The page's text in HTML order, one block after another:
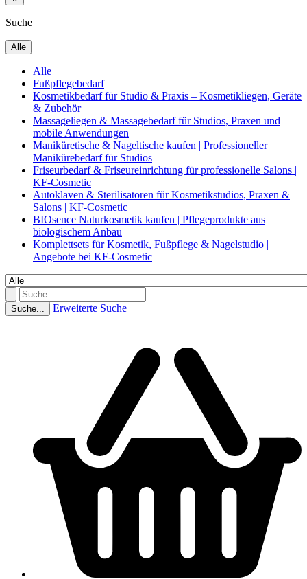
Suche
Alle
Alle
Fußpflegebedarf
Kosmetikbedarf für Studio & Praxis – Kosmetikliegen, Geräte
& Zubehör
Massageliegen & Massagebedarf für Studios, Praxen und
mobile Anwendungen
Maniküretische & Nageltische kaufen | Professioneller
Manikürebedarf für Studios
Friseurbedarf & Friseureinrichtung für professionelle Salons |
KF-Cosmetic
Autoklaven & Sterilisatoren für Kosmetikstudios, Praxen &
Salons | KF-Cosmetic
BIOsence Naturkosmetik kaufen | Pflegeprodukte aus
biologischem Anbau
Komplettsets für Kosmetik, Fußpflege & Nagelstudio |
Angebote bei KF-Cosmetic
Suche... Erweiterte Suche